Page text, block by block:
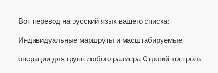
Вот перевод на русский язык вашего списка:
Индивидуальные маршруты и масштабируемые
операции для групп любого размера Строгий контроль